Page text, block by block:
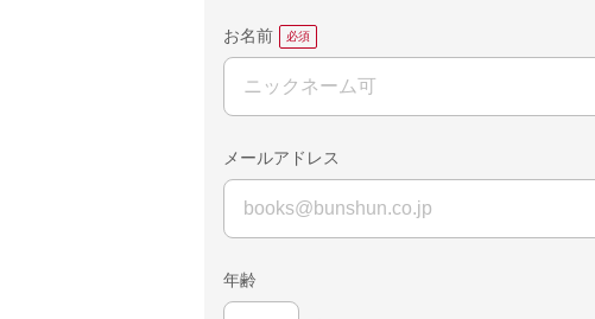
お名前
メールアドレス
年齢